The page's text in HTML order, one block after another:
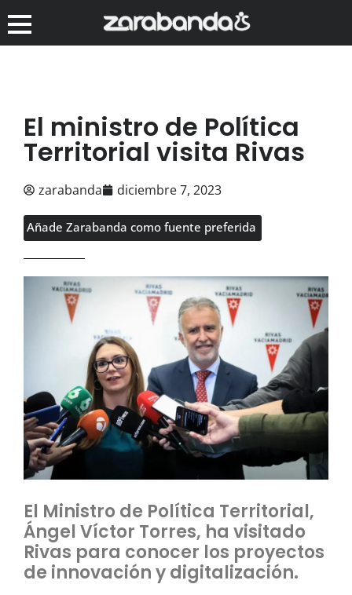
El ministro de Política
Territorial visita Rivas
zarabanda diciembre 7, 2023
Añade Zarabanda como fuente preferida
El Ministro de Política Territorial,
Ángel Víctor Torres, ha visitado
Rivas para conocer los proyectos
de innovación y digitalización.